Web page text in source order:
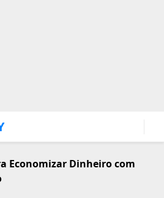
Economizar Dinheiro com